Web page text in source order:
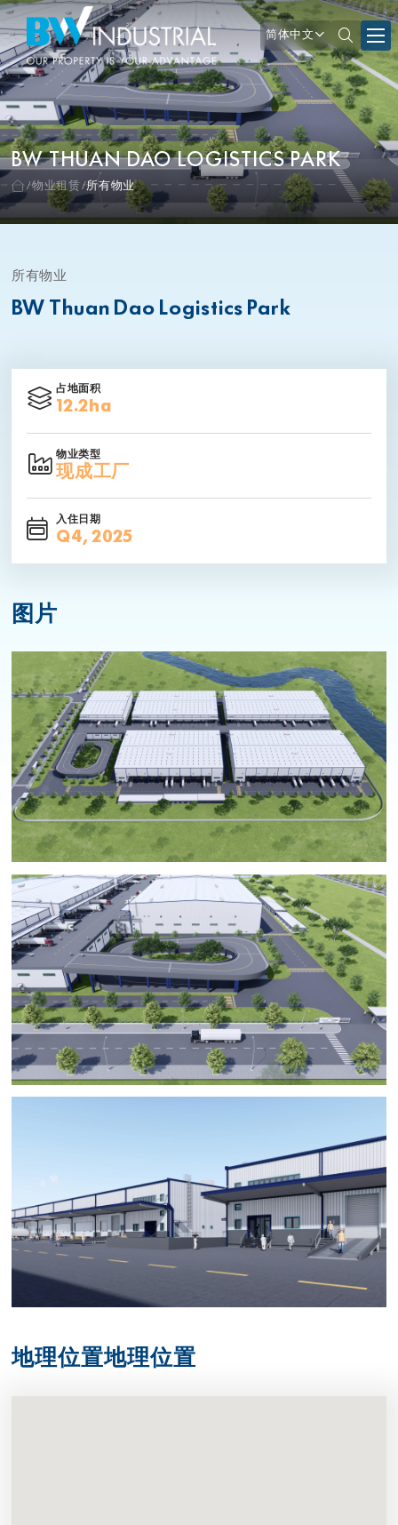
简体中文
BW THUAN DAO LOGISTICS PARK
物业租赁 所有物业
所有物业
BW Thuan Dao Logistics Park
占地面积
12.2ha
物业类型
现成工厂
入住日期
Q4, 2025
图片
地理位置地理位置